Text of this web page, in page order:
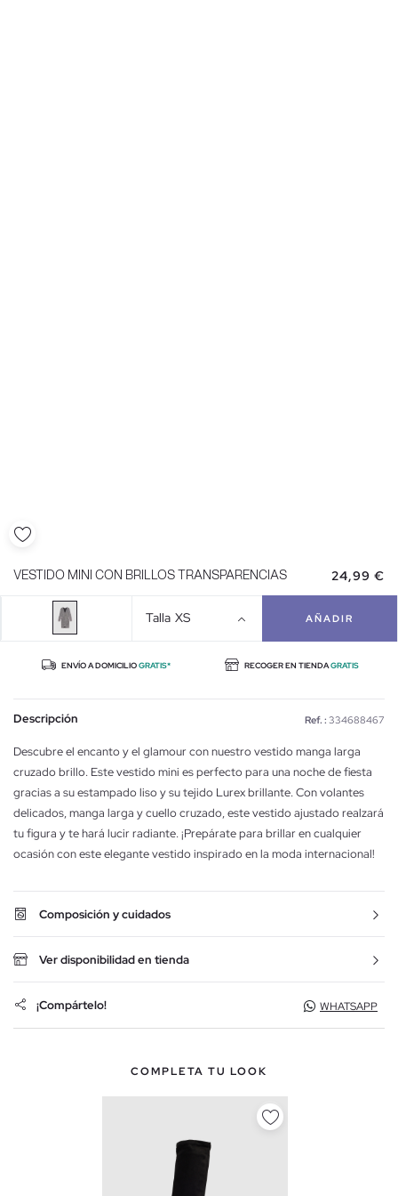
VESTIDO MINI CON BRILLOS TRANSPARENCIAS 24,99 €
Talla XS AÑADIR
ENVÍO A DOMICILIOGRATIS* RECOGER EN TIENDAGRATIS
Descripción Ref. : 334688467
Descubre el encanto y el glamour con nuestro vestido manga larga
cruzado brillo. Este vestido mini es perfecto para una noche de fiesta
gracias a su estampado liso y su tejido Lurex brillante. Con volantes
delicados, manga larga y cuello cruzado, este vestido ajustado realzará
tu figura y te hará lucir radiante. ¡Prepárate para brillar en cualquier
ocasión con este elegante vestido inspirado en la moda internacional!
Composición y cuidados
Ver disponibilidad en tienda
¡Compártelo! WHATSAPP
COMPLETA TU LOOK